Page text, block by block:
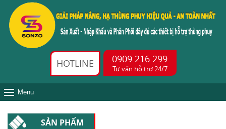
HOTLINE 0909 216 299
Tư vấn hỗ trợ 24/7
Menu
SẢN PHẨM